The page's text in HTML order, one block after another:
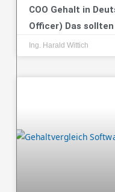
COO Gehalt in
Officer) Das
Ing. Harald Wittich